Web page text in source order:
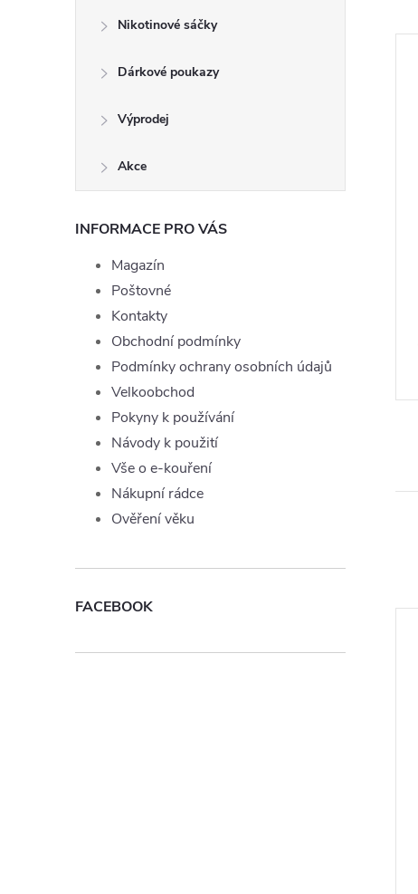
Nikotinové sáčky
Dárkové poukazy
Výprodej
Akce
INFORMACE PRO VÁS
Magazín
Poštovné
Kontakty
Obchodní podmínky
Podmínky ochrany osobních údajů
Velkoobchod
Pokyny k používání
Návody k použití
Vše o e-kouření
Nákupní rádce
Ověření věku
FACEBOOK
Ice 10ml
ZOBRAZIT
LIQ-TOPJOYE-ICE-10-16
10ml - 0mg
Momentálně
nedostupné